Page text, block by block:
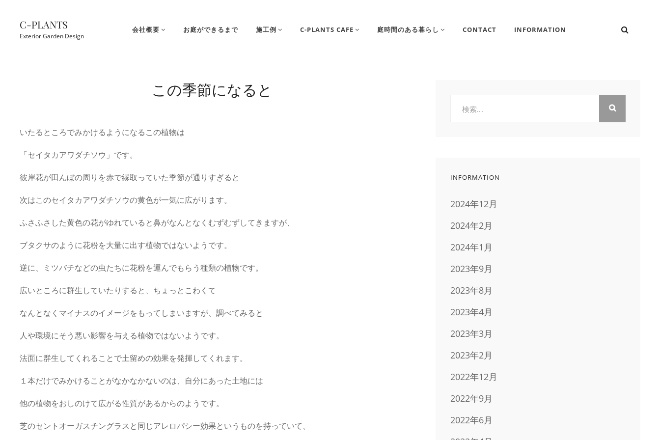
C-PLANTS
Exterior Garden Design
会社概要 お庭ができるまで 施工例 C-PLANTS CAFE 庭時間のある暮らし CONTACT INFORMATION
この季節になると
いたるところでみかけるようになるこの植物は
「セイタカアワダチソウ」です。
彼岸花が田んぼの周りを赤で縁取っていた季節が通りすぎると
次はこのセイタカアワダチソウの黄色が一気に広がります。
ふさふさした黄色の花がゆれていると鼻がなんとなくむずむずしてきますが、
ブタクサのように花粉を大量に出す植物ではないようです。
逆に、ミツバチなどの虫たちに花粉を運んでもらう種類の植物です。
広いところに群生していたりすると、ちょっとこわくて
なんとなくマイナスのイメージをもってしまいますが、調べてみると
人や環境にそう悪い影響を与える植物ではないようです。
法面に群生してくれることで土留めの効果を発揮してくれます。
１本だけでみかけることがなかなかないのは、自分にあった土地には
他の植物をおしのけて広がる性質があるからのようです。
芝のセントオーガスチングラスと同じアレロパシー効果というものを持っていて、
INFORMATION
2024年12月
2024年2月
2024年1月
2023年9月
2023年8月
2023年4月
2023年3月
2023年2月
2022年12月
2022年9月
2022年6月